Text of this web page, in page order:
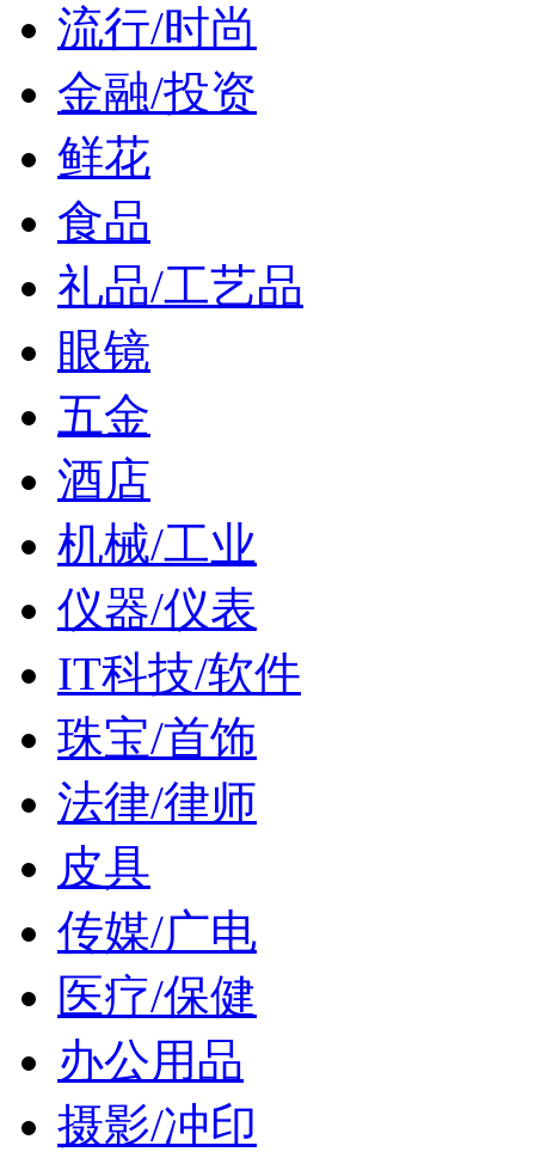
流行/时尚
金融/投资
鲜花
食品
礼品/工艺品
眼镜
五金
酒店
机械/工业
仪器/仪表
IT科技/软件
珠宝/首饰
法律/律师
皮具
传媒/广电
医疗/保健
办公用品
摄影/冲印